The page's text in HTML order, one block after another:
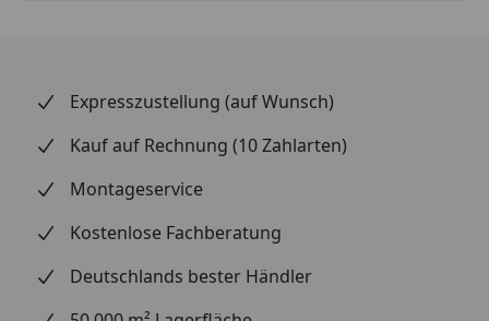
Expresszustellung (auf Wunsch)
Kauf auf Rechnung (10 Zahlarten)
Montageservice
Kostenlose Fachberatung
Deutschlands bester Händler